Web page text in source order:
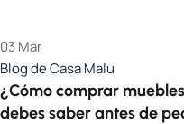
03Mar
Blog de Casa Malu
¿Cómo comprar
debes saber antes de